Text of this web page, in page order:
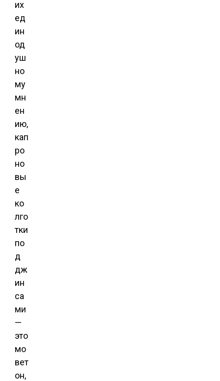
их
ед
ин
од
уш
но
му
мн
ен
ию,
кап
ро
но
вы
е
ко
лго
тки
по
д
дж
ин
са
ми
—
это
мо
вет
он,